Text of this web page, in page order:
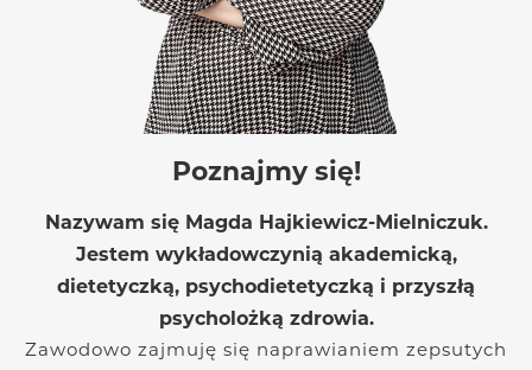
Poznajmy się!
Nazywam się Magda Hajkiewicz-Mielniczuk.
Jestem wykładowczynią akademicką,
dietetyczką, psychodietetyczką i przyszłą
psycholożką zdrowia.
Zawodowo zajmuję się naprawianiem zepsutych